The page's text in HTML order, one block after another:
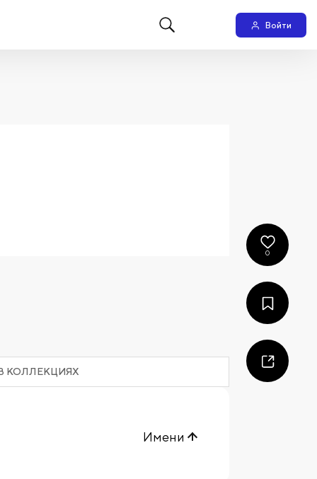
Войти
КОЛЛЕКЦИЯХ
Имени
0